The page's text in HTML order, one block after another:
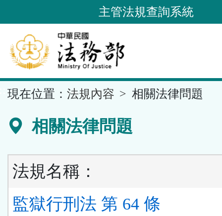
到
要
內
容
區
主管法規查詢系統
現在位置： 法規內容 相關法律問題
相關法律問題
法規名稱：
監獄行刑法 第 64 條